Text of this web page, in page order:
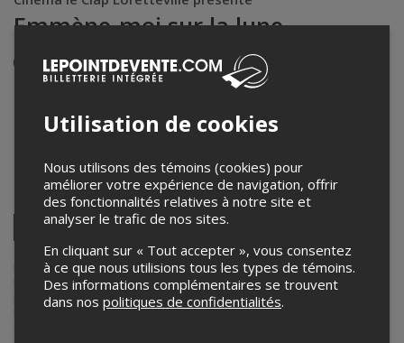
Emmène-moi sur la lune
Événement en personne
25 juillet 2024
Cinéma Le Clap Loretteville
Partagez cet événement
Facebook
Twitter
LinkedinPinterestEnvoyer
par
courriel
Lepointdevente.com agit à titre de mandataire pour Cinéma le Clap
Lorettevilledans le cadre de l’affichage en ligne et la vente de billets
pour ses événements.
Pour plus d’information à propos de cet événement, veuillez
Utilisation de cookies
Nous utilisons des témoins (cookies) pour
améliorer votre expérience de navigation, offrir
des fonctionnalités relatives à notre site et
analyser le trafic de nos sites.
En cliquant sur « Tout accepter », vous consentez
à ce que nous utilisions tous les types de témoins.
Des informations complémentaires se trouvent
dans nos politiques de confidentialités.